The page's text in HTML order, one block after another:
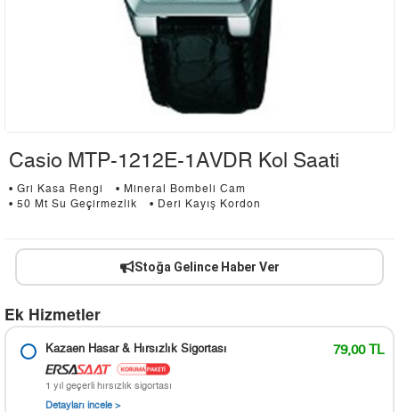
Casio MTP-1212E-1AVDR Kol Saati
• Gri Kasa Rengi
• Mineral Bombeli Cam
• 50 Mt Su Geçirmezlik
• Deri Kayış Kordon
Stoğa Gelince Haber Ver
Ek Hizmetler
Kazaen Hasar & Hırsızlık Sigortası 79,00 TL
1 yıl geçerli hırsızlık sigortası
Detayları incele >